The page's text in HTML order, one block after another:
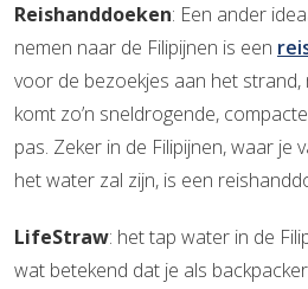
Reishanddoeken: Een ander
nemen naar de Filipijnen is een
voor de bezoekjes aan het
komt zo’n sneldrogende,
pas. Zeker in de Filipijnen, waar je
het water zal zijn, is een
LifeStraw: het tap water in de
wat betekend dat je als